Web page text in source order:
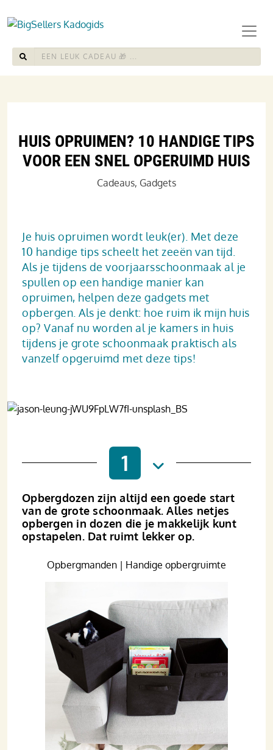
HUIS OPRUIMEN? 10 HANDIGE TIPS
VOOR EEN SNEL OPGERUIMD HUIS
Cadeaus, Gadgets
Je huis opruimen wordt leuk(er). Met deze
10 handige tips scheelt het zeeën van tijd.
Als je tijdens de voorjaarsschoonmaak al je
spullen op een handige manier kan
opruimen, helpen deze gadgets met
opbergen. Als je denkt: hoe ruim ik mijn huis
op? Vanaf nu worden al je kamers in huis
tijdens je grote schoonmaak praktisch als
vanzelf opgeruimd met deze tips!
1
Opbergdozen zijn altijd een goede start
van de grote schoonmaak. Alles netjes
opbergen in dozen die je makkelijk kunt
opstapelen. Dat ruimt lekker op.
Opbergmanden | Handige opbergruimte